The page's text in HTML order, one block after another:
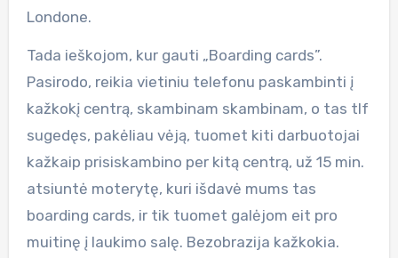
Londone.
Tada ieškojom, kur gauti „Boarding cards”.
Pasirodo, reikia vietiniu telefonu paskambinti į
kažkokį centrą, skambinam skambinam, o tas tlf
sugedęs, pakėliau vėją, tuomet kiti darbuotojai
kažkaip prisiskambino per kitą centrą, už 15 min.
atsiuntė moterytę, kuri išdavė mums tas
boarding cards, ir tik tuomet galėjom eit pro
muitinę į laukimo salę. Bezobrazija kažkokia.